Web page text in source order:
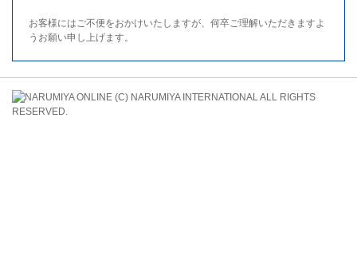
お客様にはご不便をおかけいたしますが、何卒ご理解いただきますよ
うお願い申し上げます。